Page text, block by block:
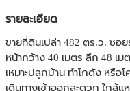
รายละเอียด
ขายที่ดินเปล่า 482 ตร.ว. ซอ
หน้ากว้าง 40 เมตร ลึก 48 เม
เหมาะปลูกบ้าน ทำโกดัง หรือ
เดินทางเข้าออกสะดวก ใกล้แ